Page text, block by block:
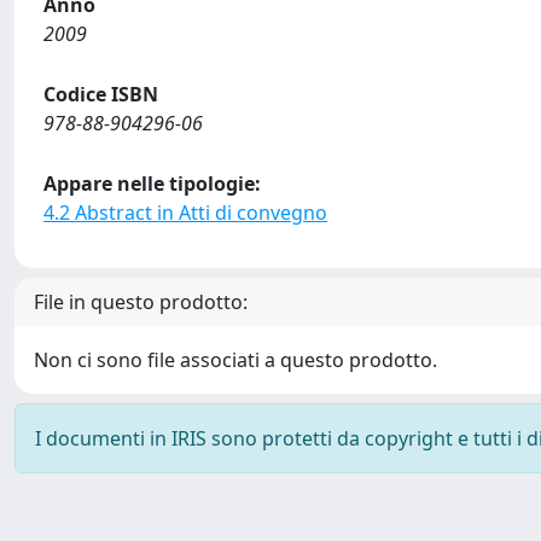
2009
Codice ISBN
978-88-904296-06
Appare nelle tipologie:
4.2 Abstract in Atti di convegno
File in questo prodotto:
Non ci sono file associati a questo prodotto.
I documenti in IRIS sono protetti da copyright e tutti i